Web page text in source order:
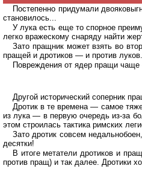
Постепенно придумали
становилось...
У лука есть еще то спорное
легко вражескому снаряду найти
Зато пращник может взять во
пращей и дротиков — и против луков.
Повреждения от ядер пращи чаще
Другой исторический соперник
Дротик в те времена — самое
из лука — в первую очередь из-за
этом строилась тактика римских
Зато дротик совсем
десятки!
В итоге метатели дротиков и
против пращ) и так далее. Дротики